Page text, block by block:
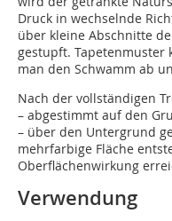
Druck in wechselnde
über kleine Abschnitte
gestupft. Tapetenmuster
man den Schwamm ab
Nach der vollständigen
– abgestimmt auf den
– über den Untergrund
mehrfarbige Fläche
Oberflächenwirkung
Verwendung